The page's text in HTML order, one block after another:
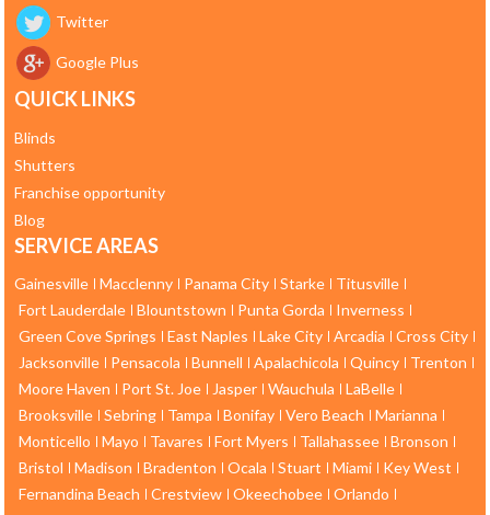
Twitter
Google Plus
QUICK LINKS
Blinds
Shutters
Franchise opportunity
Blog
SERVICE AREAS
Gainesville Macclenny Panama City Starke
Titusville
Fort Lauderdale Blountstown Punta Gorda
Inverness
Green Cove Springs
East Naples Lake City Arcadia
Cross City
Jacksonville
Pensacola Bunnell Apalachicola Quincy
Trenton
Moore Haven
Port St. Joe Jasper Wauchula
LaBelle
Brooksville Sebring Tampa Bonifay Vero Beach
Marianna
Monticello
Mayo Tavares Fort Myers Tallahassee Bronson
Bristol
Madison Bradenton Ocala Stuart Miami
Key West
Fernandina Beach
Crestview Okeechobee Orlando